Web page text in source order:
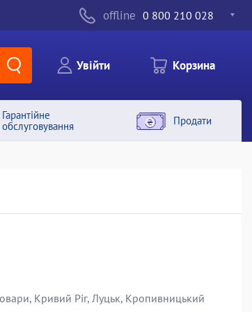
offline 0 800 210 028
Увiйти Корзина
Гарантiйне
обслуговування
Продати
Кривий Ріг, Луцьк, Кропивницький